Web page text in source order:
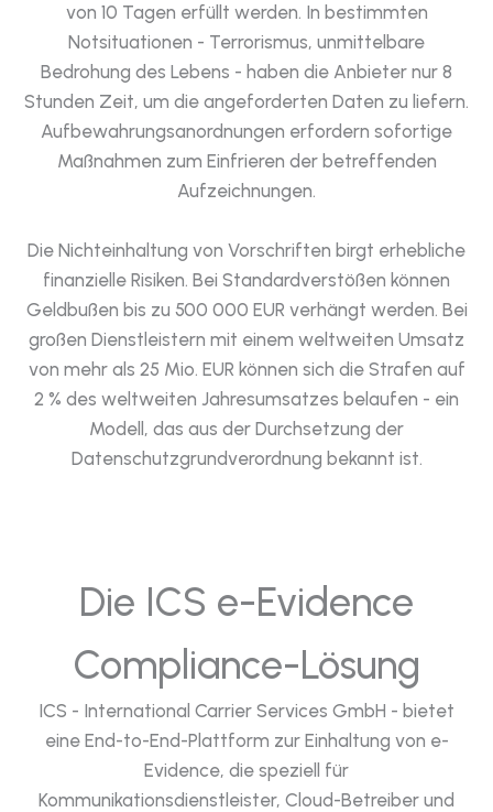
von 10 Tagen erfüllt werden. In bestimmten
Notsituationen - Terrorismus, unmittelbare
Bedrohung des Lebens - haben die Anbieter nur 8
Stunden Zeit, um die angeforderten Daten zu liefern.
Aufbewahrungsanordnungen erfordern sofortige
Maßnahmen zum Einfrieren der betreffenden
Aufzeichnungen.
Die Nichteinhaltung von Vorschriften birgt erhebliche
finanzielle Risiken. Bei Standardverstößen können
Geldbußen bis zu 500 000 EUR verhängt werden. Bei
großen Dienstleistern mit einem weltweiten Umsatz
von mehr als 25 Mio. EUR können sich die Strafen auf
2 % des weltweiten Jahresumsatzes belaufen - ein
Modell, das aus der Durchsetzung der
Datenschutzgrundverordnung bekannt ist.
Die ICS e-Evidence
Compliance-Lösung
ICS - International Carrier Services GmbH - bietet
eine End-to-End-Plattform zur Einhaltung von e-
Evidence, die speziell für
Kommunikationsdienstleister, Cloud-Betreiber und